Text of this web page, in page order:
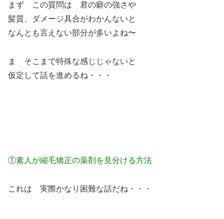
まず この質問は 君の癖の強さや
髪質、ダメージ具合がわかんないと
なんとも言えない部分が多いよね〜
ま そこまで特殊な感じじゃないと
仮定して話を進めるね・・・
①素人が縮毛矯正の薬剤を見分ける方法
これは 実際かなり困難な話だね・・・